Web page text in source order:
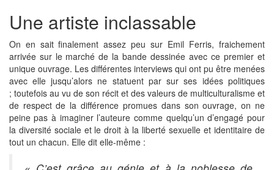
Une artiste inclassable
On en sait finalement assez peu sur Emil Ferris, fraichement
arrivée sur le marché de la bande dessinée avec ce premier et
unique ouvrage. Les différentes interviews qui ont pu être menées
avec elle jusqu’alors ne statuent par sur ses idées politiques
; toutefois au vu de son récit et des valeurs de multiculturalisme et
de respect de la différence promues dans son ouvrage, on ne
peine pas à imaginer l’auteure comme quelqu’un d’engagé pour
la diversité sociale et le droit à la liberté sexuelle et identitaire de
tout un chacun. Elle dit elle-même :